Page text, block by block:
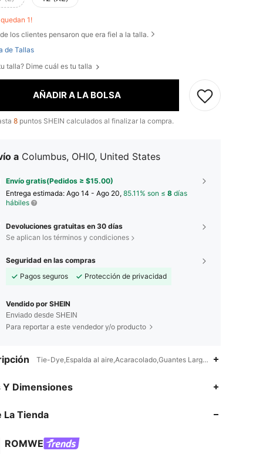
quedan 1!
de los clientes pensaron que era fiel a la talla.
de Tallas
talla? Dime cuál es tu talla
AÑADIR A LA BOLSA
8 puntos SHEIN calculados al finalizar la compra.
a Columbus, OHIO, United States
Envío gratis(Pedidos ≥ $15.00)
Entrega estimada: Ago 14 - Ago 20, 85.11% son ≤ 8 días
hábiles
Devoluciones gratuitas en 30 días
Se aplican los términos y condiciones
Seguridad en las compras
Pagos seguros
Protección de privacidad
Vendido por SHEIN
Enviado desde SHEIN
Para reportar a este vendedor y/o producto
Tie-Dye,Espalda al aire,Acaracolado,Guantes Largos
Y Dimensiones
La Tienda
ROMWE
4.87
4.87
Calificación 27K